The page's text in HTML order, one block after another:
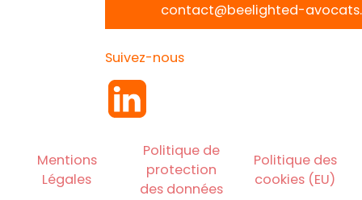
contact@beelighted-
Suivez-nous
Mentions
Légales
Politique de
protection
des données
Politique des
cookies (EU)